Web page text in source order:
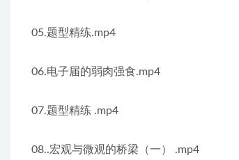
05.题型精练.mp4
06.电子届的弱肉强食.mp4
07.题型精练 .mp4
08..宏观与微观的桥梁（一） .mp4